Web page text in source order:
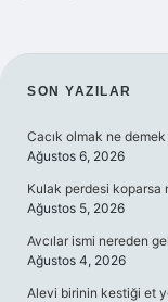
SON YAZILAR
Cacık olmak ne demek
Ağustos 6, 2026
Kulak perdesi koparsa
Ağustos 5, 2026
Avcılar ismi nereden
Ağustos 4, 2026
Alevi birinin kestiği et